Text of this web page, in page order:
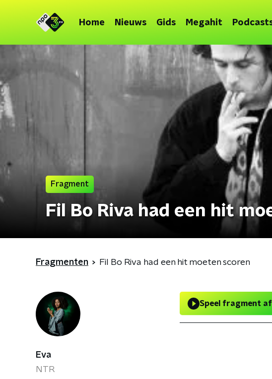
Home Nieuws Gids Megahit
Fragment
Fil Bo Riva had een hit
Fragmenten Fil Bo Riva had een hit moeten scoren
Eva
NTR
Speel fragment af